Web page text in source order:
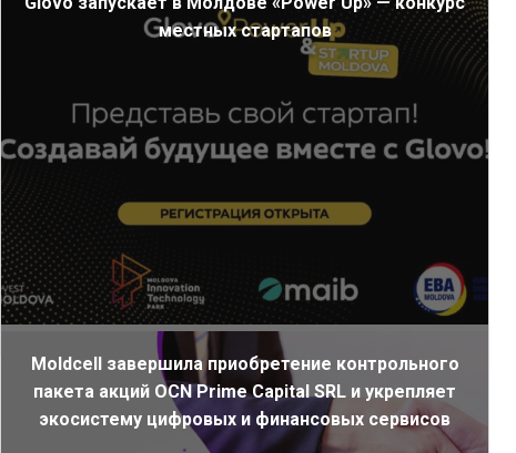
местных стартапов
Moldcell завершила приобретение контрольного
пакета акций OCN Prime Capital SRL и укрепляет
экосистему цифровых и финансовых сервисов